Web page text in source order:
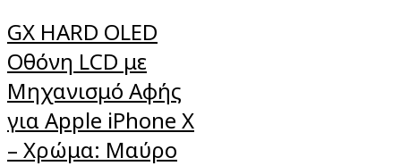
GX HARD OLED
Οθόνη LCD με
Μηχανισμό Αφής
για Apple iPhone X
– Χρώμα: Μαύρο